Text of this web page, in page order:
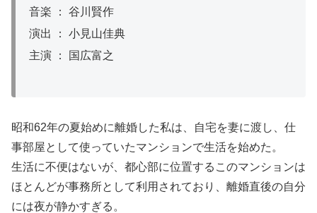
音楽 ： 谷川賢作
演出 ： 小見山佳典
主演 ： 国広富之
昭和62年の夏始めに離婚した私は、自宅を妻に渡し、仕
事部屋として使っていたマンションで生活を始めた。
生活に不便はないが、都心部に位置するこのマンションは
ほとんどが事務所として利用されており、離婚直後の自分
には夜が静かすぎる。